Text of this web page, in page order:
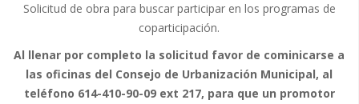
Solicitud de obra para buscar participar en los programas de
coparticipación.
Al llenar por completo la solicitud favor de cominicarse a
las oficinas del Consejo de Urbanización Municipal, al
teléfono 614-410-90-09 ext 217, para que un promotor